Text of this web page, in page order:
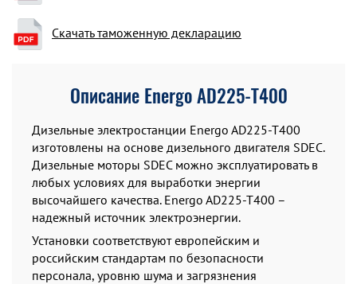
Скачать таможенную декларацию
Описание Energo AD225-T400
Дизельные электростанции Energo AD225-T400
изготовлены на основе дизельного двигателя SDEC.
Дизельные моторы SDEC можно эксплуатировать в
любых условиях для выработки энергии
высочайшего качества. Energo AD225-T400 –
надежный источник электроэнергии.
Установки соответствуют европейским и
российским стандартам по безопасности
персонала, уровню шума и загрязнения